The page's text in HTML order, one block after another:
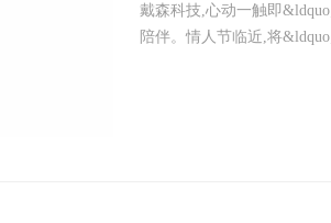
戴森科技,心动一触即
陪伴。情人节临近,将